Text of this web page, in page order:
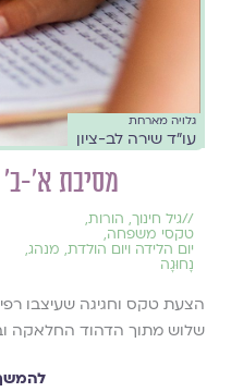
גלויה מארחת
עו"ד שירה לב-ציון
מסיבת א'-ב'
//גיל חינוך, הורות,
טקסי משפחה,
יום הלידה ויום הולדת, מנהג,
נָחוּגָה
הצעת טקס וחגיגה שעיצבו רפי
שלוש מתוך הדהוד החלאקה